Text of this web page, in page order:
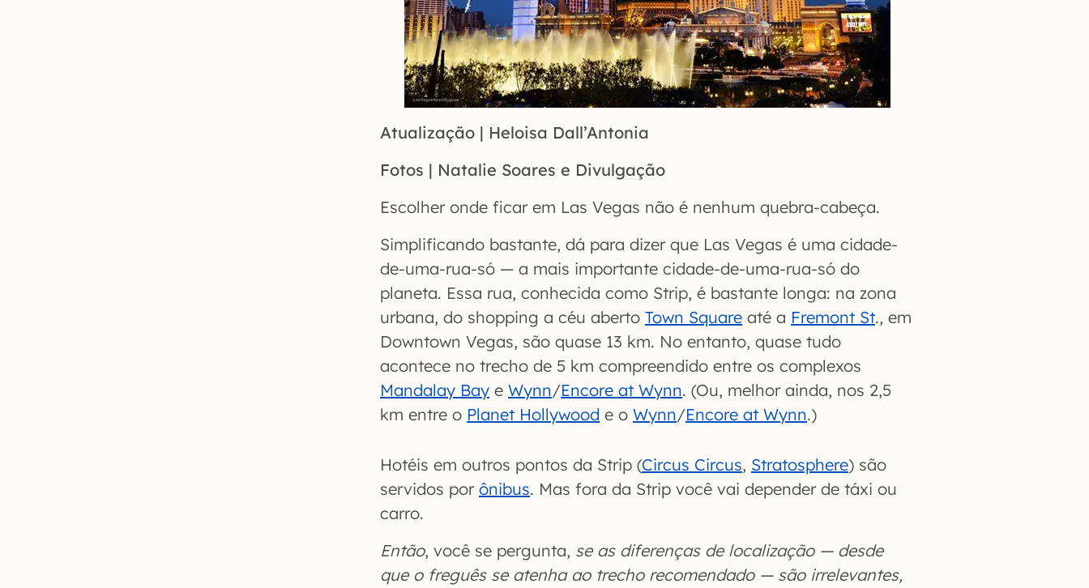
Atualização | Heloisa Dall’Antonia
Fotos | Natalie Soares e Divulgação
Escolher onde ficar em Las Vegas não é nenhum quebra-cabeça.
Simplificando bastante, dá para dizer que Las Vegas é uma cidade-
de-uma-rua-só — a mais importante cidade-de-uma-rua-só do
planeta. Essa rua, conhecida como Strip, é bastante longa: na zona
urbana, do shopping a céu aberto Town Square até a Fremont St., em
Downtown Vegas, são quase 13 km. No entanto, quase tudo
acontece no trecho de 5 km compreendido entre os complexos
Mandalay Bay e Wynn/Encore at Wynn. (Ou, melhor ainda, nos 2,5
km entre o Planet Hollywood e o Wynn/Encore at Wynn.)
Hotéis em outros pontos da Strip (Circus Circus, Stratosphere) são
servidos por ônibus. Mas fora da Strip você vai depender de táxi ou
carro.
Então, você se pergunta, se as diferenças de localização — desde
que o freguês se atenha ao trecho recomendado — são irrelevantes,